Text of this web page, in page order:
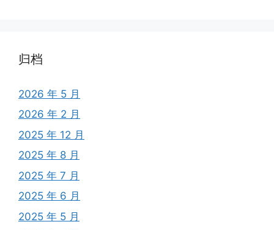
归档
2026 年 5 月
2026 年 2 月
2025 年 12 月
2025 年 8 月
2025 年 7 月
2025 年 6 月
2025 年 5 月